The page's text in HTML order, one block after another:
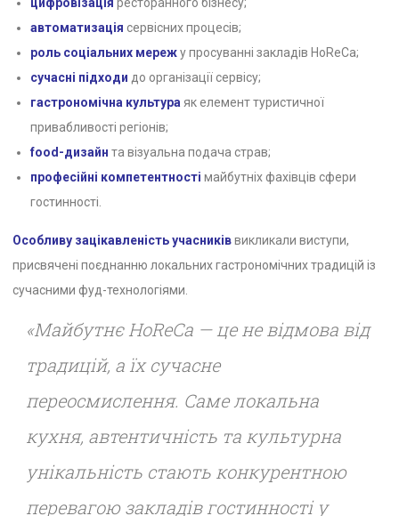
автоматизація сервісних процесів;
роль соціальних мережу просуванні закладів HoReCa;
сучасні підходи до організації сервісу;
гастрономічна культура як елемент туристичної
привабливості регіонів;
food-дизайн та візуальна подача страв;
професійні компетентності майбутніх фахівців сфери
гостинності.
Особливу зацікавленість учасниківвикликали виступи,
присвячені поєднанню локальних гастрономічних традицій із
сучасними фуд-технологіями.
«Майбутнє HoReCa — це не відмова від
традицій, а їх сучасне
переосмислення. Саме локальна
кухня, автентичність та культурна
унікальність стають конкурентною
перевагою закладів гостинності у